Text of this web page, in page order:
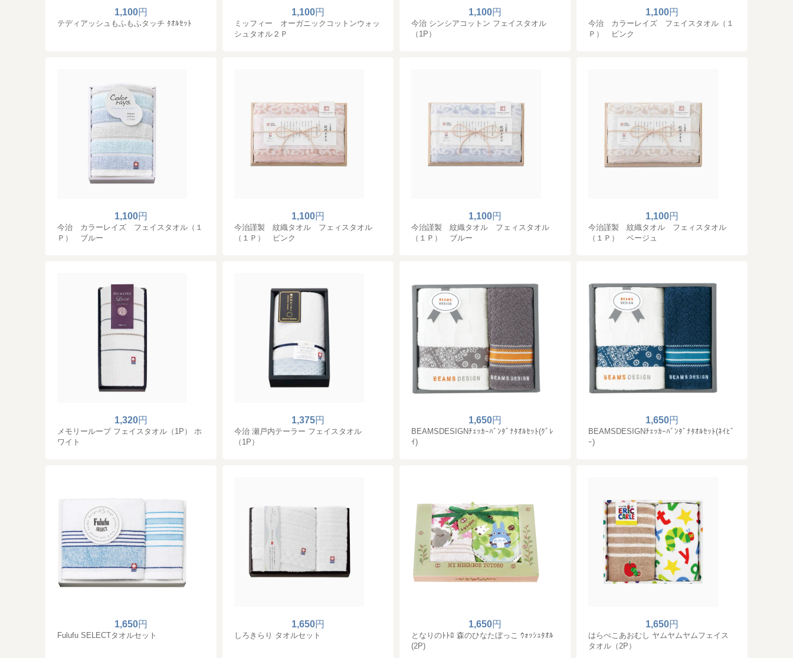
1,100円
テディアッシュもふもふタッチ ﾀｵﾙｾｯﾄ
1,100円
ミッフィー オーガニックコットンウォッ
シュタオル２Ｐ
1,100円
今治 シンシアコットン フェイスタオル
（1P）
1,100円
今治 カラーレイズ フェイスタオル（１
Ｐ） ピンク
1,100円
今治 カラーレイズ フェイスタオル（１
Ｐ） ブルー
1,100円
今治謹製 紋織タオル フェィスタオル
（１Ｐ） ピンク
1,100円
今治謹製 紋織タオル フェィスタオル
（１Ｐ） ブルー
1,100円
今治謹製 紋織タオル フェィスタオル
（１Ｐ） ベージュ
1,320円
メモリーループ フェイスタオル（1P） ホ
ワイト
1,375円
今治 瀬戸内テーラー フェイスタオル
（1P）
1,650円
BEAMSDESIGNﾁｪｯｶｰﾊﾞﾝﾀﾞﾅﾀｵﾙｾｯﾄ(ｸﾞﾚ
ｲ)
1,650円
BEAMSDESIGNﾁｪｯｶｰﾊﾞﾝﾀﾞﾅﾀｵﾙｾｯﾄ(ﾈｲﾋﾞ
ｰ)
1,650円
Fulufu SELECTタオルセット
1,650円
しろきらり タオルセット
1,650円
となりのﾄﾄﾛ 森のひなたぼっこ ｳｫｯｼｭﾀｵﾙ
(2P)
1,650円
はらぺこあおむし ヤムヤムヤムフェイス
タオル（2P）